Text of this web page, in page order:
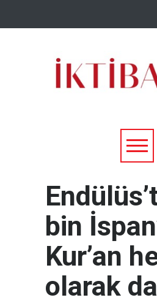
bin
Kur’an
olarak